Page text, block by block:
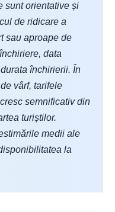
sunt orientative și
de ridicare a
sau aproape de
data
închirierii. În
vârf, tarifele
semnificativ din
turiștilor.
medii ale
la